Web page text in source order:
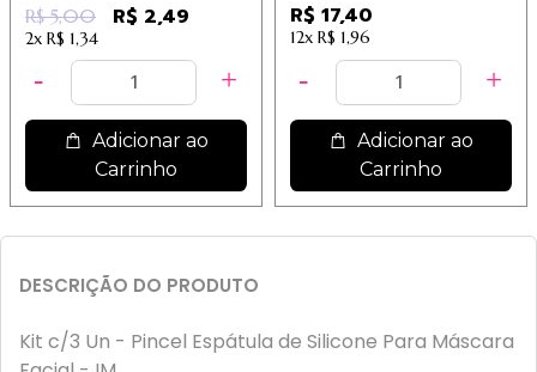
R$ 5,00 R$ 2,49
2x R$ 1,34
Adicionar ao
Carrinho
R$ 17,40
12x R$ 1,96
Adicionar ao
Carrinho
DESCRIÇÃO DO PRODUTO
Kit c/3 Un - Pincel Espátula de Silicone Para Máscara